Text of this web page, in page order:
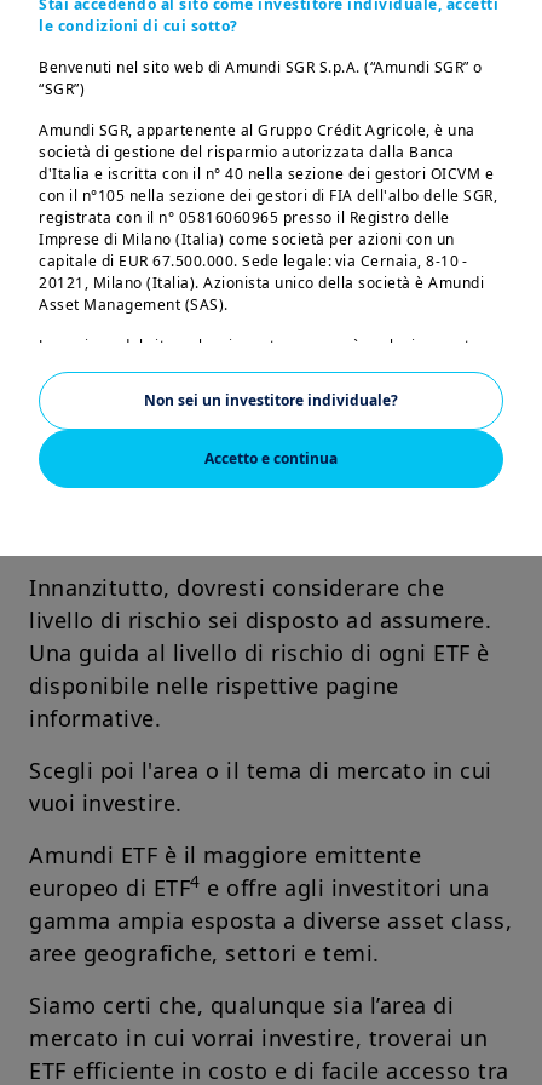
Stai accedendo al sito come investitore individuale, accetti
le condizioni di cui sotto?
Benvenuti nel sito web di Amundi SGR S.p.A. (“Amundi SGR” o
“SGR”)
Amundi SGR, appartenente al Gruppo Crédit Agricole, è una
società di gestione del risparmio autorizzata dalla Banca
d'Italia e iscritta con il n° 40 nella sezione dei gestori OICVM e
con il n°105 nella sezione dei gestori di FIA dell'albo delle SGR,
registrata con il n° 05816060965 presso il Registro delle
Imprese di Milano (Italia) come società per azioni con un
capitale di EUR 67.500.000. Sede legale: via Cernaia, 8-10 -
20121, Milano (Italia). Azionista unico della società è Amundi
Asset Management (SAS).
La sezione del sito web cui avrete accesso è esclusivamente
riservata alle persone residenti in Italia o che accedono al sito
stesso dall'Italia. Se risiedete in un paese dotato di un sito web
Amundi dedicato, vi preghiamo di lasciare questa pagina e di
connettervi a tale sito.
L'accesso, la consultazione e l'utilizzo delle pagine del sito
legali. Il contenuto del presente sito web - inclusi i dati, le
notizie, le informazioni, le immagini, i grafici, il design, i nomi e
i marchi registrati di dominio - sono di proprietà di Amundi SGR
e, laddove non altrimenti precisato, sono soggetti alle
condizioni sul copyright e alla legislazione vigente in materia di
protezione della proprietà industriale. All'utilizzatore non è
concessa alcuna licenza o diritto di utilizzo; sono pertanto
vietati la registrazione su qualsiasi supporto, la riproduzione,
e l'uso a fini commerciali, in misura totale o parziale, dei
contenuti del sito senza previo consenso scritto di Amundi
SGR.
US Persons:
Le informazioni contenute in questo sito non sono destinate ai
cittadini degli Stati Uniti d'America o “US Persons”, così come
definite nella “Regulation S” della Securities and Exchange
Commission, ai sensi del US Securities Act del 1933,
applicabile in particolare a qualsiasi persona fisica residente
negli Stati Uniti d'America e a qualsiasi società di persone o
per azioni costituita o registrata ai sensi della legislazione
statunitense. I prodotti di investimento descritti nel presente
sito web non sono registrati ai sensi della legislazione federale
statunitense sui valori mobiliari o di qualsiasi altra legislazione
Accetto e continua
Non sei un investitore individuale?
Rischio di investimento- come tutti gli
diminuire o crescere. Oltre al rischio di
investitori in ETF devono affrontare
anche il rischio associato ai mercati a
cui l'ETF è esposto e quello associato
alla volatilità dei titoli/valute che
compongono l'indice sottostante.
Performance- Gli ETF sono stati
concepiti per eguagliare la performance
di un indice scelto, non per superarla, e
l'obiettivo di investimento del fondo può
essere raggiunto solo in parte".
Innanzitutto, dovresti considerare che
livello di rischio sei disposto ad assumere.
Una guida al livello di rischio di ogni ETF è
disponibile nelle rispettive pagine
informative.
Scegli poi l'area o il tema di mercato in cui
vuoi investire.
Amundi ETF è il maggiore emittente
europeo di ETF4 e offre agli investitori una
gamma ampia esposta a diverse asset class,
aree geografiche, settori e temi.
Siamo certi che, qualunque sia l’area di
mercato in cui vorrai investire, troverai un
ETF efficiente in costo e di facile accesso tra